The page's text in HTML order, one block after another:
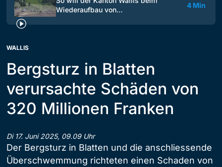
Wiederaufbau von…
4 Min
WALLIS
Bergsturz in Blatten
verursachte Schäden von
320 Millionen Franken
Di 17. Juni 2025, 09.09 Uhr
Der Bergsturz in Blatten und die anschliessende
Überschwemmung richteten einen Schaden von